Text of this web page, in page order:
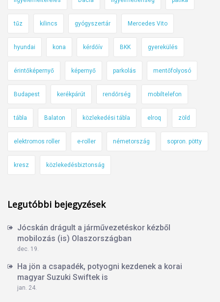
tűz kilincs gyógyszertár Mercedes Vito
hyundai kona kérdőív BKK gyerekülés
érintőképernyő képernyő parkolás mentőfolyosó
Budapest kerékpárút rendőrség mobiltelefon
tábla Balaton közlekedési tábla elroq zöld
elektromos roller e-roller németország sopron. pötty
kresz közlekedésbiztonság
Legutóbbi bejegyzések
Jócskán drágult a járművezetéskor kézből
mobilozás (is) Olaszországban
dec. 19.
Ha jön a csapadék, potyogni kezdenek a korai
magyar Suzuki Swiftek is
jan. 24.